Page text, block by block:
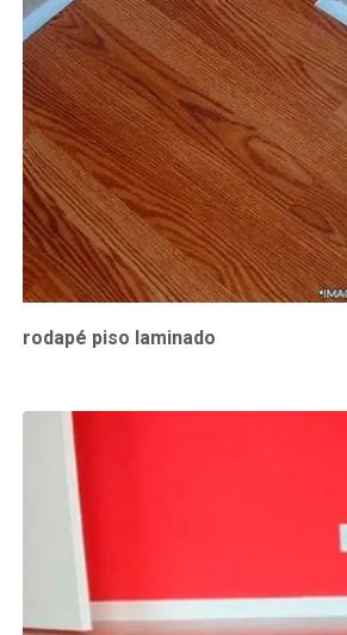
rodapé piso laminado